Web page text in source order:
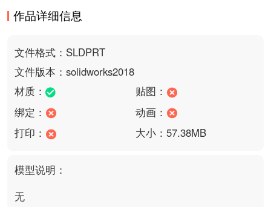
作品详细信息
文件格式：SLDPRT
文件版本：solidworks2018
材质：
贴图：
绑定：
动画：
打印：
大小：57.38MB
模型说明：
无